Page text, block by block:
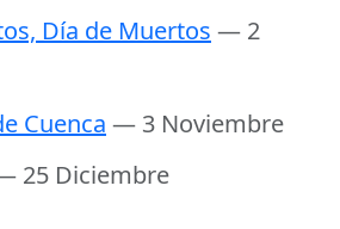
Día de Muertos — 2
Cuenca — 3 Noviembre
25 Diciembre